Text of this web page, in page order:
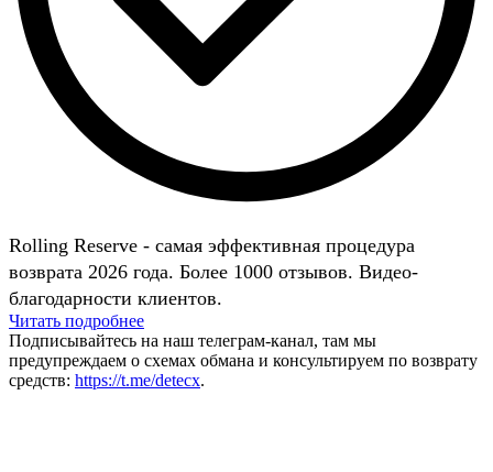
Rolling Reserve - самая эффективная процедура
возврата 2026 года. Более 1000 отзывов. Видео-
благодарности клиентов.
Читать подробнее
Подписывайтесь на наш телеграм-канал, там мы
предупреждаем о схемах обмана и консультируем по возврату
средств: https://t.me/detecx.